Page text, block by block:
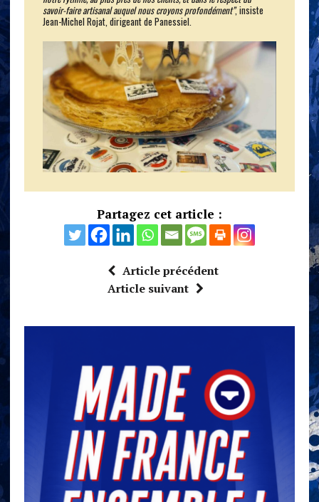
savoir-faire artisanal auquel nous croyons profondément”, insiste
Jean-Michel Rojat, dirigeant de Panessiel.
Partagez cet article :
Article précédent
Article suivant